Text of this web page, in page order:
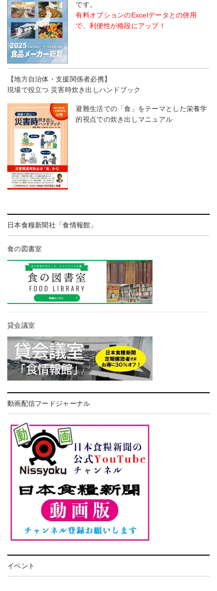
です。
有料オプションのExcelデータとの併用
で、利便性が格段にアップ！
【地方自治体・支援関係者必携】
現場で役立つ 災害時炊き出しハンドブック
避難生活での「食」をテーマとした栄養学
的視点での炊き出しマニュアル
日本食糧新聞社「食情報館」
食の図書室
貸会議室
動画配信フードジャーナル
イベント